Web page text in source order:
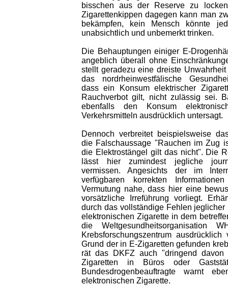
bisschen aus der Reserve zu
Zigarettenkippen dagegen kann man
bekämpfen, kein Mensch könnte
unabsichtlich und unbemerkt trinken.
Die Behauptungen einiger E-
angeblich überall ohne
stellt geradezu eine dreiste
das nordrheinwestfälische
dass ein Konsum elektrischer
Rauchverbot gilt, nicht zulässig sei.
ebenfalls den Konsum
Verkehrsmitteln ausdrücklich untersagt.
Dennoch verbreitet beispielsweise
die Falschaussage "Rauchen im Zug
die Elektrostängel gilt das nicht". Die
lässt hier zumindest jegliche
vermissen. Angesichts der im
verfügbaren korrekten
Vermutung nahe, dass hier eine
vorsätzliche Irreführung vorliegt.
durch das vollständige Fehlen jeglicher
elektronischen Zigarette in dem
die Weltgesundheitsorganisation
Krebsforschungszentrum
Grund der in E-Zigaretten gefunden
rät das DKFZ auch "dringend
Zigaretten in Büros oder
Bundesdrogenbeauftragte warnt
elektronischen Zigarette.